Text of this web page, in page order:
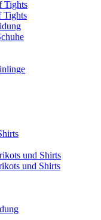
Tights
Tights
und Shirts
und Shirts